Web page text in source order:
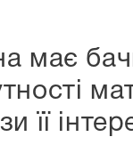
має
її